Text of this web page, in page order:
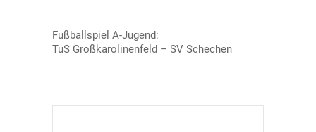
Fußballspiel A-Jugend:
TuS Großkarolinenfeld – SV Schechen